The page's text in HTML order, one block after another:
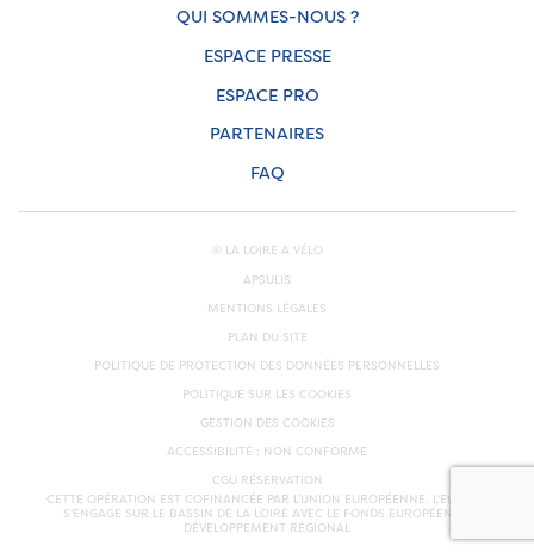
QUI SOMMES-NOUS ?
ESPACE PRESSE
ESPACE PRO
PARTENAIRES
FAQ
© LA LOIRE À VÉLO
APSULIS
MENTIONS LÉGALES
PLAN DU SITE
POLITIQUE DE PROTECTION DES DONNÉES PERSONNELLES
POLITIQUE SUR LES COOKIES
GESTION DES COOKIES
ACCESSIBILITÉ : NON CONFORME
CGU RÉSERVATION
CETTE OPÉRATION EST COFINANCÉE PAR L’UNION EUROPÉENNE. L'EUROPE
S'ENGAGE SUR LE BASSIN DE LA LOIRE AVEC LE FONDS EUROPÉEN DE
DÉVELOPPEMENT RÉGIONAL